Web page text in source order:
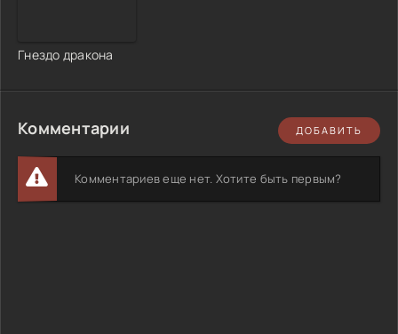
Гнездо дракона
Комментарии ДОБАВИТЬ
Комментариев еще нет. Хотите быть первым?